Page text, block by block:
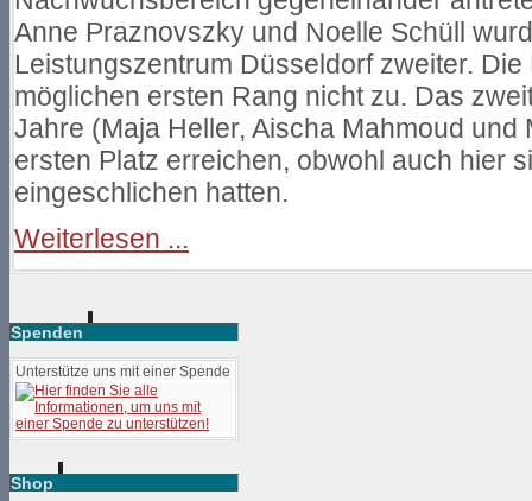
Anne Praznovszky und Noelle Schüll
Leistungszentrum Düsseldorf zweiter.
möglichen ersten Rang nicht zu. Das
Jahre (Maja Heller, Aischa Mahmoud
ersten Platz erreichen, obwohl auch hier
eingeschlichen hatten.
Weiterlesen ...
Spenden
Unterstütze uns mit einer Spende
Shop